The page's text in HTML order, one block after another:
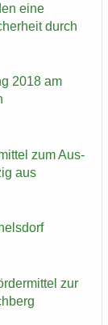
eine
durch
2018 am
zum Aus­
aus
zur